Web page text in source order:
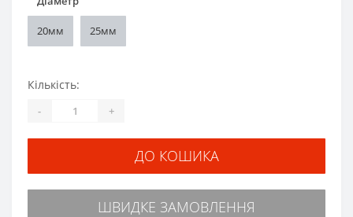
20мм 25мм
Кількість:
- +
ДО КОШИКА
ШВИДКЕ ЗАМОВЛЕННЯ